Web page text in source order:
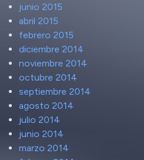
junio 2015
abril 2015
febrero 2015
diciembre 2014
noviembre 2014
octubre 2014
septiembre 2014
agosto 2014
julio 2014
junio 2014
marzo 2014